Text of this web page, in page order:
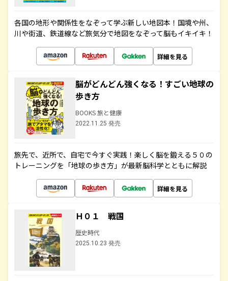
各国の地形や関係性をなぞって学ぶ新しい地図本！国境や州、
川や街道、鉄道線など旅気分で地図をなぞって脳もイキイキ！
詳細を見る
脳がどんどん強くなる！すごい地球の
歩き方
BOOKS 旅と健康
2022.11.25 発売
旅先で、近所で、自宅で今すぐ実践！楽しく脳を鍛える５０の
トレーニングを「地球の歩き方」が最新脳科学とともに解説
詳細を見る
Ｈ０１ 戦国
歴史時代
2025.10.23 発売